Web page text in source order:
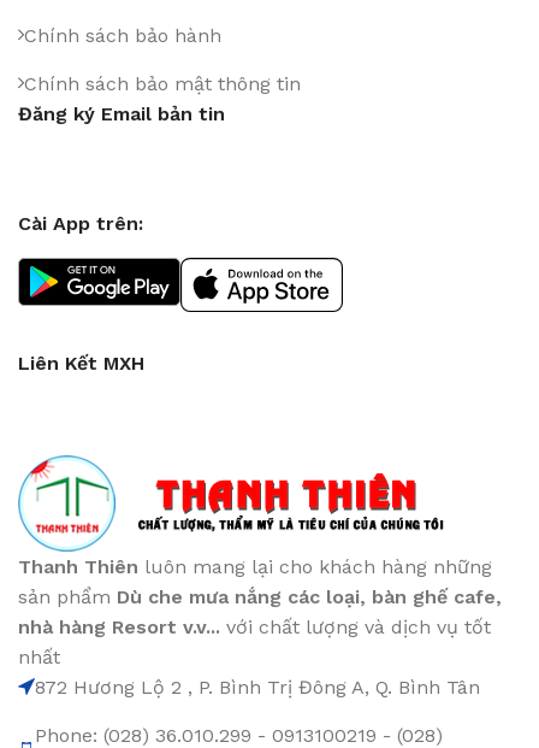
Chính sách bảo hành
Chính sách bảo mật thông tin
Đăng ký Email bản tin
Cài App trên:
Liên Kết MXH
Thanh Thiên luôn mang lại cho khách hàng những
sản phẩm Dù che mưa nắng các loại, bàn ghế cafe,
nhà hàng Resort v.v... với chất lượng và dịch vụ tốt
nhất
872 Hương Lộ 2 , P. Bình Trị Đông A, Q. Bình Tân
Phone: (028) 36.010.299 - 0913100219 - (028)